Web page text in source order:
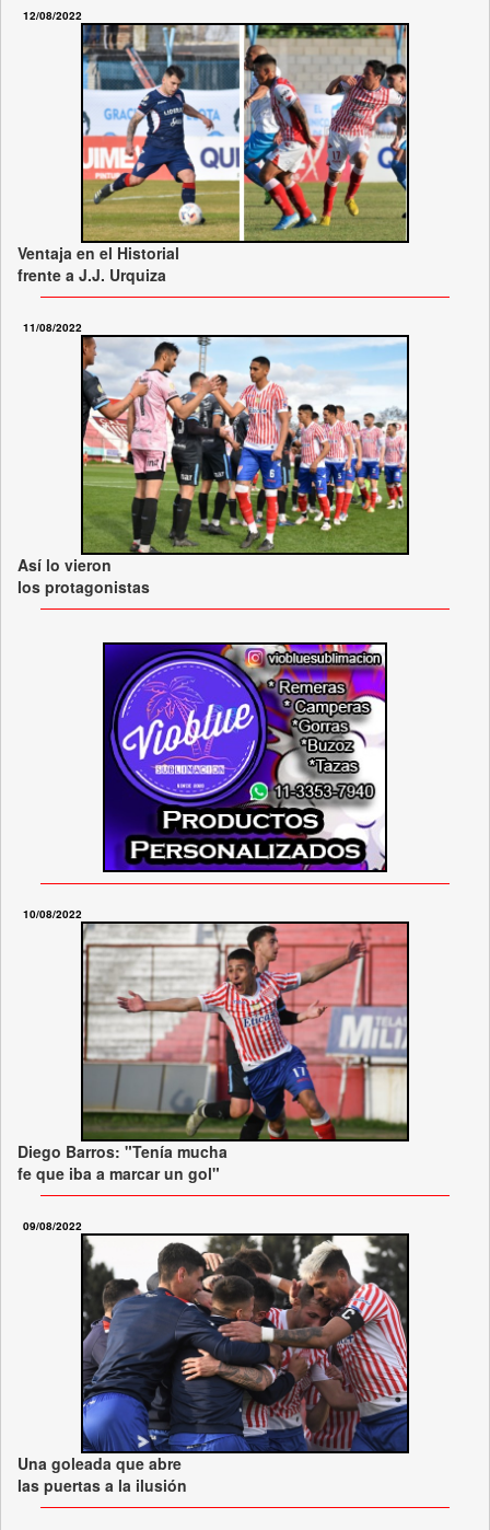
12/08/2022
Ventaja en el Historial
frente a J.J. Urquiza
11/08/2022
Así lo vieron
los protagonistas
10/08/2022
Diego Barros: "Tenía mucha
fe que iba a marcar un gol"
09/08/2022
Una goleada que abre
las puertas a la ilusión